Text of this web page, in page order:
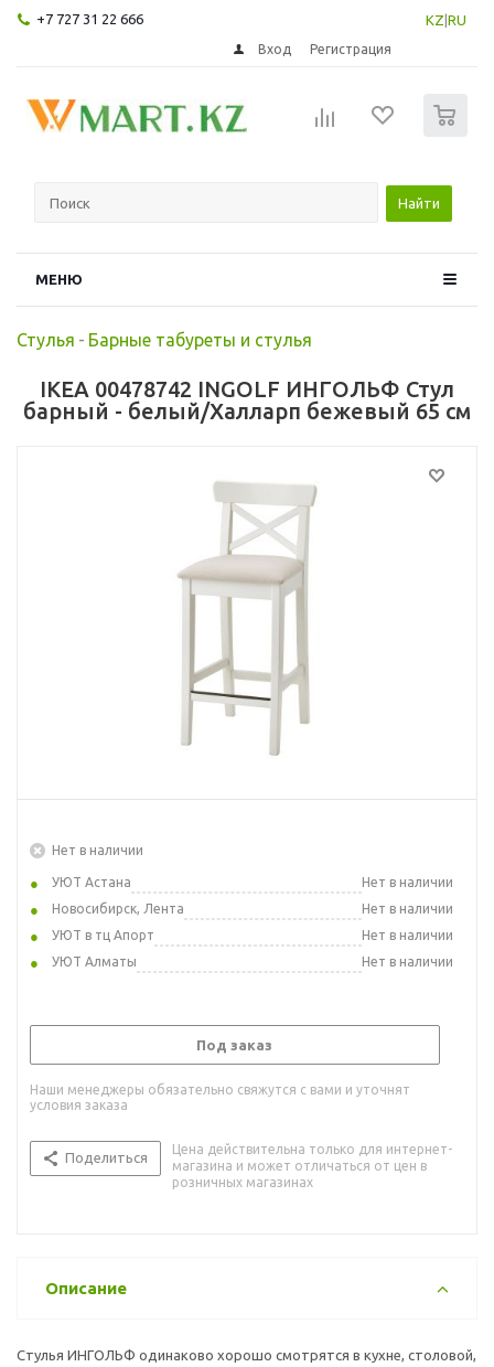
+7 727 31 22 666 KZ RU
Вход Регистрация
Найти
МЕНЮ
Стулья - Барные табуреты и стулья
IKEA 00478742 INGOLF ИНГОЛЬФ Стул
барный - белый/Халларп бежевый 65 см
Нет в наличии
УЮТ Астана
Нет в наличии
Новосибирск, Лента
Нет в наличии
УЮТ в тц Апорт
Нет в наличии
УЮТ Алматы
Нет в наличии
Под заказ
Наши менеджеры обязательно свяжутся с вами и уточнят
условия заказа
Поделиться
Цена действительна только для интернет-
магазина и может отличаться от цен в
розничных магазинах
Описание
Стулья ИНГОЛЬФ одинаково хорошо смотрятся в кухне, столовой,